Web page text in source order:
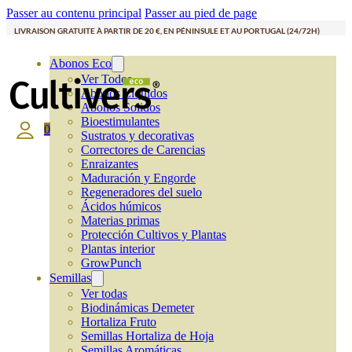
Passer au contenu principal Passer au pied de page
LIVRAISON GRATUITE À PARTIR DE 20 €, EN PÉNINSULE ET AU PORTUGAL (24/72H)
Abonos Eco
Ver Todos
Abonos Líquidos
Abonos Solidos
Bioestimulantes
Sustratos y decorativas
Correctores de Carencias
Enraizantes
Maduración y Engorde
Regeneradores del suelo
Ácidos húmicos
Materias primas
Protección Cultivos y Plantas
Plantas interior
GrowPunch
Semillas
Ver todas
Biodinámicas Demeter
Hortaliza Fruto
Semillas Hortaliza de Hoja
0